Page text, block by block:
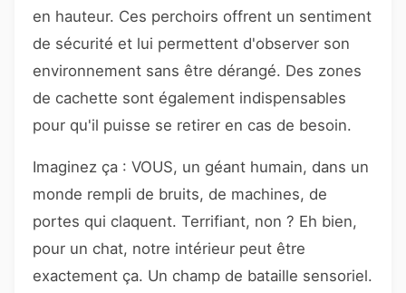
en hauteur. Ces perchoirs offrent un sentiment
de sécurité et lui permettent d'observer son
environnement sans être dérangé. Des zones
de cachette sont également indispensables
pour qu'il puisse se retirer en cas de besoin.
Imaginez ça : VOUS, un géant humain, dans un
monde rempli de bruits, de machines, de
portes qui claquent. Terrifiant, non ? Eh bien,
pour un chat, notre intérieur peut être
exactement ça. Un champ de bataille sensoriel.